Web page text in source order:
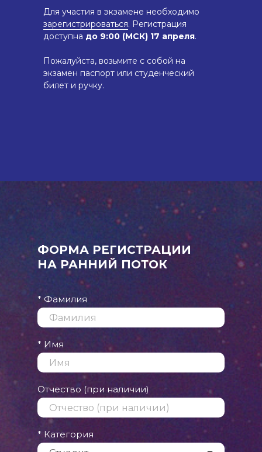
Для участия в экзамене необходимо
зарегистрироваться. Регистрация
доступна до 9:00 (МСК) 17 апреля.
Пожалуйста, возьмите с собой на
экзамен паспорт или студенческий
билет и ручку.
ФОРМА РЕГИСТРАЦИИ
НА РАННИЙ ПОТОК
* Фамилия
* Имя
Отчество (при наличии)
* Категория